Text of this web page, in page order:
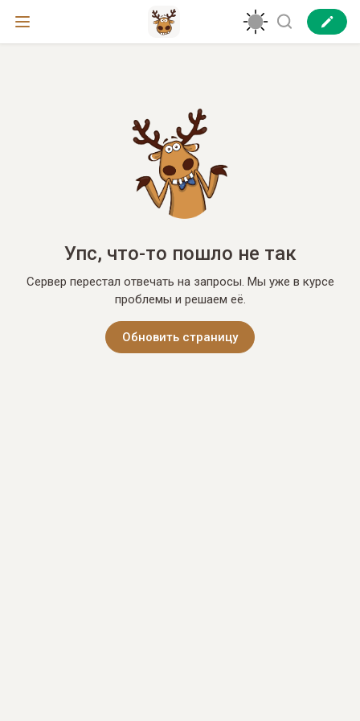
Упс, что-то пошло не так
Сервер перестал отвечать на запросы. Мы уже в курсе
проблемы и решаем её.
Обновить страницу